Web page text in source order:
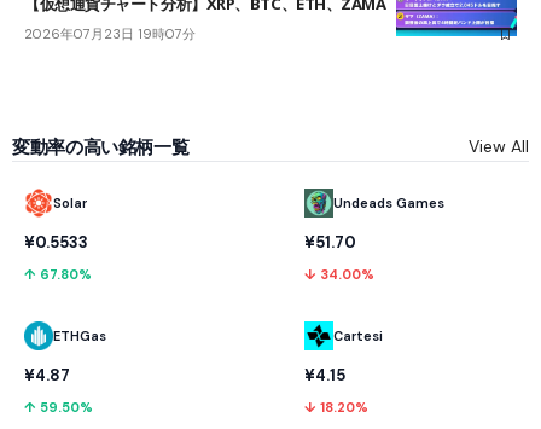
2026年07月23日 19時07分
変動率の高い銘柄一覧 View All
Solar
¥0.5533
↑ 67.80%
ETHGas
¥4.87
↑ 59.50%
Undeads Games
¥51.70
↓ 34.00%
Cartesi
¥4.15
↓ 18.20%